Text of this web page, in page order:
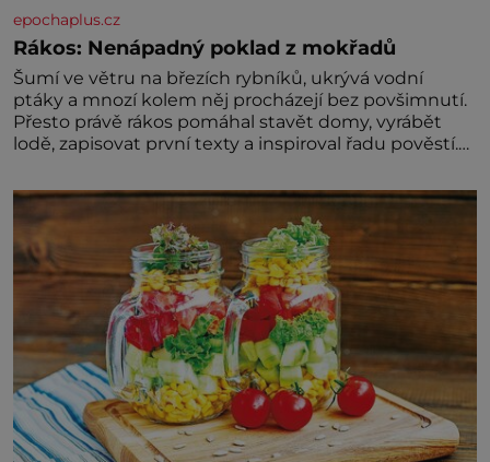
epochaplus.cz
Rákos: Nenápadný poklad z mokřadů
Šumí ve větru na březích rybníků, ukrývá vodní
ptáky a mnozí kolem něj procházejí bez povšimnutí.
Přesto právě rákos pomáhal stavět domy, vyrábět
lodě, zapisovat první texty a inspiroval řadu pověstí.
už tisíce let. Většina lidí vnímá rákos jen jako
obyčejnou kulisu letního koupání. Stačí se však
podívat